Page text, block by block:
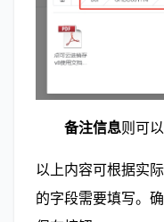
备注信息则可
以上内容可根据实
的字段需要填写。